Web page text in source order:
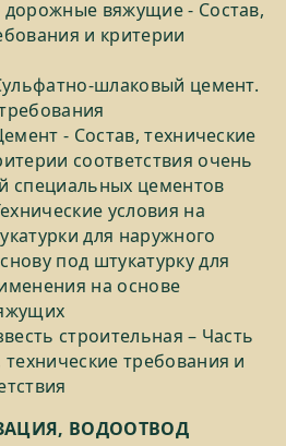
дорожные вяжущие - Состав,
и критерии
шлаковый цемент.
- Состав, технические
соответствия очень
специальных цементов
условия на
для наружного
под штукатурку для
на основе
строительная – Часть
требования и
ВОДООТВОД